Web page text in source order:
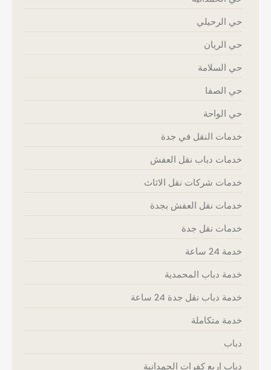
حي الرحيلي
حي الريان
حي السلامة
حي الصفا
حي الواحة
خدمات النقل في جدة
خدمات دباب نقل العفش
خدمات شركات نقل الاثاث
خدمات نقل العفش بجدة
خدمات نقل جدة
خدمة 24 ساعة
خدمة دباب المحمدية
خدمة دباب نقل جدة 24 ساعة
خدمة متكاملة
دباب
دباب اربع كفرات الحمدانية